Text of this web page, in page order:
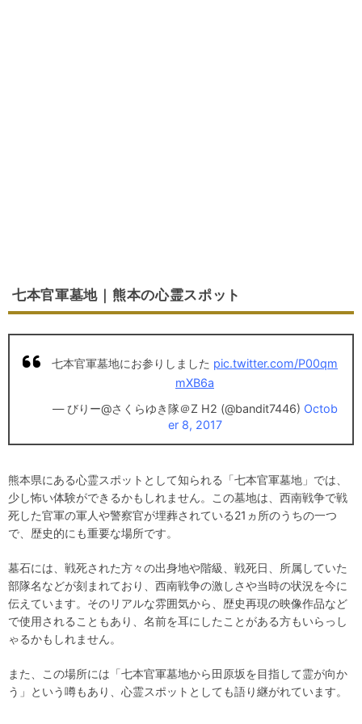
七本官軍墓地｜熊本の心霊スポット
七本官軍墓地にお参りしました pic.twitter.com/P00qm
mXB6a
— びりー@さくらゆき隊＠Z H2 (@bandit7446) Octob
er 8, 2017
熊本県にある心霊スポットとして知られる「七本官軍墓地」では、
少し怖い体験ができるかもしれません。この墓地は、西南戦争で戦
死した官軍の軍人や警察官が埋葬されている21ヵ所のうちの一つ
で、歴史的にも重要な場所です。
墓石には、戦死された方々の出身地や階級、戦死日、所属していた
部隊名などが刻まれており、西南戦争の激しさや当時の状況を今に
伝えています。そのリアルな雰囲気から、歴史再現の映像作品など
で使用されることもあり、名前を耳にしたことがある方もいらっし
ゃるかもしれません。
また、この場所には「七本官軍墓地から田原坂を目指して霊が向か
う」という噂もあり、心霊スポットとしても語り継がれています。